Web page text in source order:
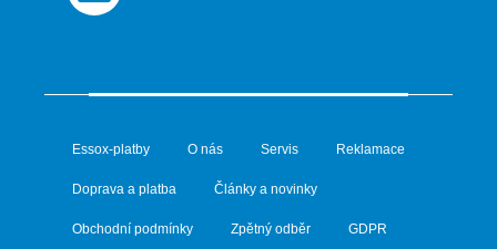
Essox-platby O nás Servis Reklamace
Doprava a platba Články a novinky
Obchodní podmínky Zpětný odběr GDPR